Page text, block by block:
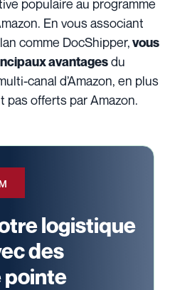
populaire au programme
En vous associant
comme DocShipper,vous
avantagesdu
canal d’Amazon, en plus
pas offerts par Amazon.
logistique
des
pointe